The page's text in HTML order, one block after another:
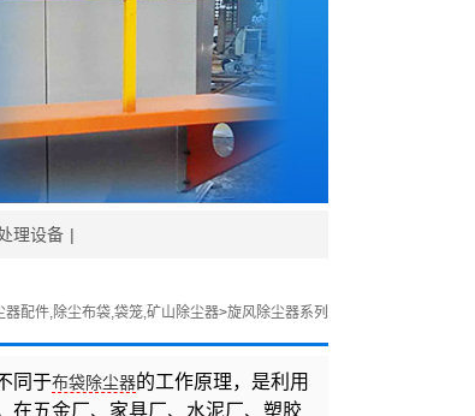
理设备 |
器配件,除尘布袋,袋笼,矿山除尘器>旋风除尘器系列
同于布袋除尘器的工作原理，是利用
在五金厂、家具厂、水泥厂、塑胶